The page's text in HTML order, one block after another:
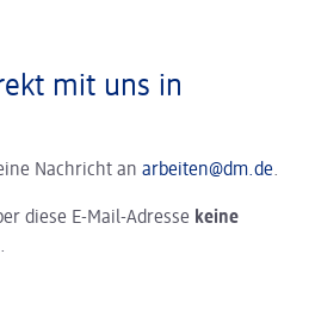
mit uns in
Nachricht an arbeiten@dm.de.
diese E-Mail-Adresse keine